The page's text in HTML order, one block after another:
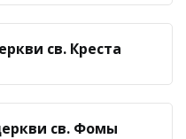
св. Креста
св. Фомы